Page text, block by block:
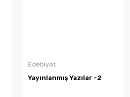
Edebiyat
Yayınlanmış Yazılar -2